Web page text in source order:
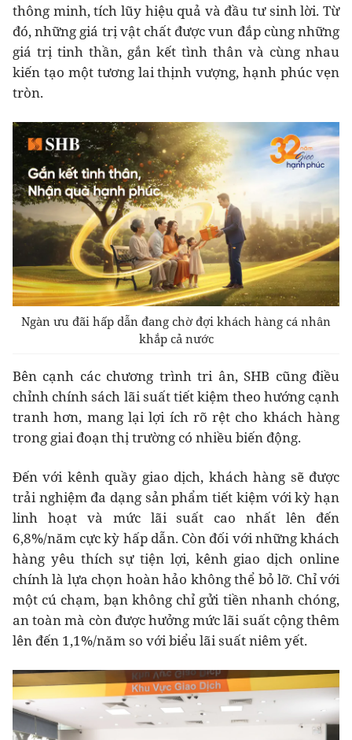
thông minh, tích lũy hiệu quả và đầu tư sinh lời. Từ
đó, những giá trị vật chất được vun đắp cùng những
giá trị tinh thần, gắn kết tình thân và cùng nhau
kiến tạo một tương lai thịnh vượng, hạnh phúc vẹn
tròn.
Ngàn ưu đãi hấp dẫn đang chờ đợi khách hàng cá nhân
khắp cả nước
Bên cạnh các chương trình tri ân, SHB cũng điều
chỉnh chính sách lãi suất tiết kiệm theo hướng cạnh
tranh hơn, mang lại lợi ích rõ rệt cho khách hàng
trong giai đoạn thị trường có nhiều biến động.
Đến với kênh quầy giao dịch, khách hàng sẽ được
trải nghiệm đa dạng sản phẩm tiết kiệm với kỳ hạn
linh hoạt và mức lãi suất cao nhất lên đến
6,8%/năm cực kỳ hấp dẫn. Còn đối với những khách
hàng yêu thích sự tiện lợi, kênh giao dịch online
chính là lựa chọn hoàn hảo không thể bỏ lỡ. Chỉ với
một cú chạm, bạn không chỉ gửi tiền nhanh chóng,
an toàn mà còn được hưởng mức lãi suất cộng thêm
lên đến 1,1%/năm so với biểu lãi suất niêm yết.